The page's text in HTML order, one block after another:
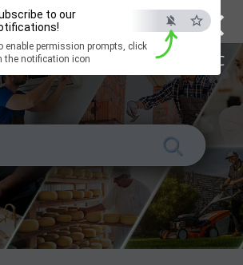
×
ESC
to our
enable permission prompts, click
the notification icon